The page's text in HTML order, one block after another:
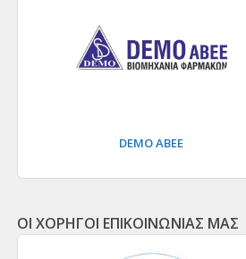
DEMO ΑΒΕΕ
ΟΙ ΧΟΡΗΓΟΙ ΕΠΙΚΟΙΝΩΝΙΑΣ ΜΑΣ